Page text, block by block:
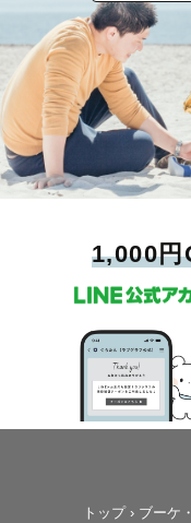
1,000円
トップ › ブーケ